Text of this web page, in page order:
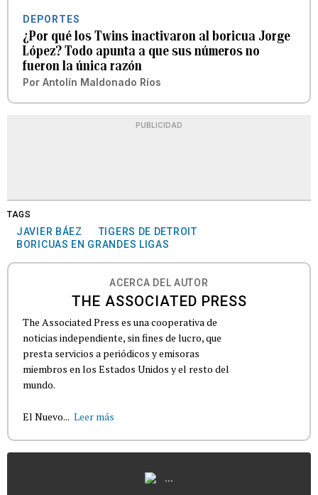
DEPORTES
¿Por qué los Twins inactivaron al boricua Jorge
López? Todo apunta a que sus números no
fueron la única razón
Por Antolín Maldonado Ríos
PUBLICIDAD
TAGS
JAVIER BÁEZ
TIGERS DE DETROIT
BORICUAS EN GRANDES LIGAS
ACERCA DEL AUTOR
THE ASSOCIATED PRESS
The Associated Press es una cooperativa de
noticias independiente, sin fines de lucro, que
presta servicios a periódicos y emisoras
miembros en los Estados Unidos y el resto del
mundo.
El Nuevo... Leer más
...